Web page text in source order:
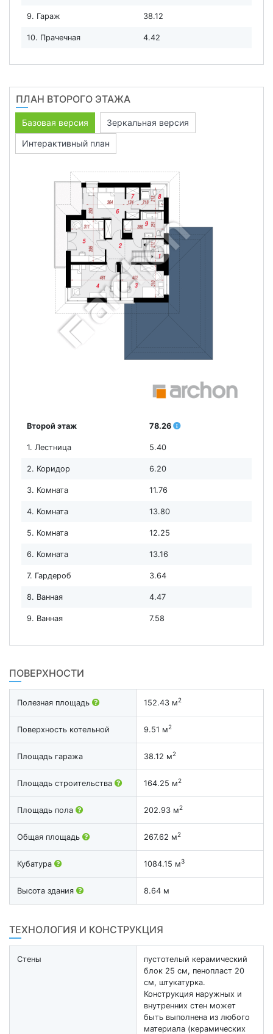
9. Гараж 38.12
10. Прачечная 4.42
ПЛАН ВТОРОГО ЭТАЖА
Базовая версия
Зеркальная версия
Интерактивный план
Второй этаж 78.26
1. Лестница 5.40
2. Коридор 6.20
3. Комната 11.76
4. Комната 13.80
5. Комната 12.25
6. Комната 13.16
7. Гардероб 3.64
8. Ванная 4.47
9. Ванная 7.58
ПОВЕРХНОСТИ
Полезная площадь 152.43 м2
Поверхность котельной 9.51 м2
Площадь гаража 38.12 м2
Площадь строительства 164.25 м2
Площадь пола 202.93 м2
Общая площадь 267.62 м2
Кубатура 1084.15 м3
Высота здания 8.64 м
ТЕХНОЛОГИЯ И КОНСТРУКЦИЯ
Стены
пустотелый керамический
блок 25 см, пенопласт 20
см, штукатурка.
Конструкция наружных и
внутренних стен может
быть выполнена из любого
материала (керамических